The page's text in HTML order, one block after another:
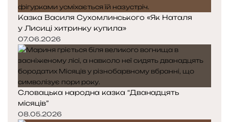
Казка Василя Сухомлинського «Як Наталя
у Лисиці хитринку купила»
07.06.2026
Словацька народна казка “Дванадцять
місяців”
08.05.2026